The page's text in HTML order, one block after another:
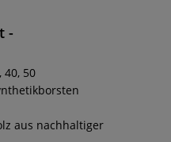
-
40, 50
aus nachhaltiger